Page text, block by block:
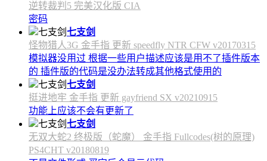
逆转裁判5 完美汉化版 CIA
密码
七支剑
怪物猎人3G 金手指 更新 speedfly NTR CFW v20170315
模拟器没用过 根据一些用户描述应该是用不了插件版本
的 插件版的代码是没办法转成其他格式使用的
七支剑
挺进地牢 金手指 更新 gayfriend SX v20210915
功能上应该不会有更新了
七支剑
无双大蛇2 终极版（蛇魔） 金手指 Fullcodes(树的原理)
PS4CHT v20180819